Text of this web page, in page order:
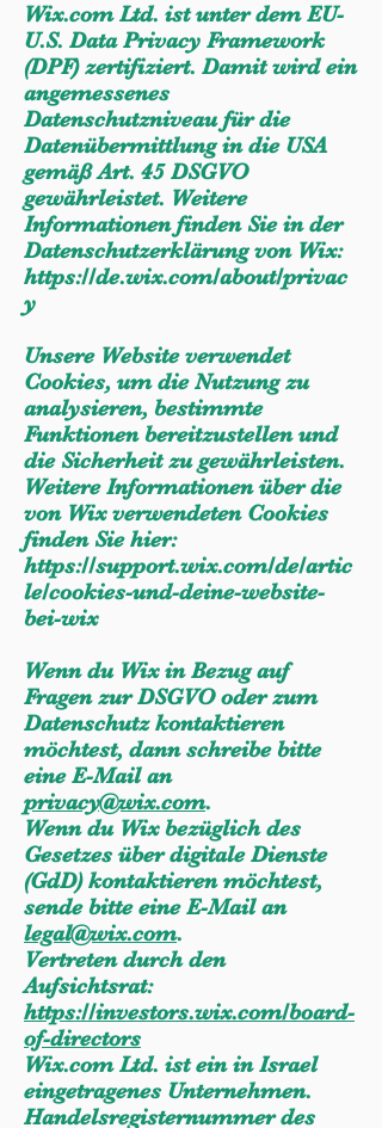
Wix.com Ltd. ist unter dem EU-
U.S. Data Privacy Framework
(DPF) zertifiziert. Damit wird ein
angemessenes
Datenschutzniveau für die
Datenübermittlung in die USA
gemäß Art. 45 DSGVO
gewährleistet. Weitere
Informationen finden Sie in der
Datenschutzerklärung von Wix:
https://de.wix.com/about/privac
y
Unsere Website verwendet
Cookies, um die Nutzung zu
analysieren, bestimmte
Funktionen bereitzustellen und
die Sicherheit zu gewährleisten.
Weitere Informationen über die
von Wix verwendeten Cookies
finden Sie hier:
https://support.wix.com/de/artic
le/cookies-und-deine-website-
bei-wix
Wenn du Wix in Bezug auf
Fragen zur DSGVO oder zum
Datenschutz kontaktieren
möchtest, dann schreibe bitte
eine E-Mail an
privacy@wix.com.
Wenn du Wix bezüglich des
Gesetzes über digitale Dienste
(GdD) kontaktieren möchtest,
sende bitte eine E-Mail an
legal@wix.com.
Vertreten durch den
Aufsichtsrat:
https://investors.wix.com/board-
of-directors
Wix.com Ltd. ist ein in Israel
eingetragenes Unternehmen.
Handelsregisternummer des